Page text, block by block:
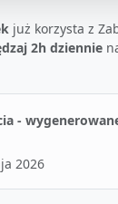
już korzysta z
2h dziennie
-
2026